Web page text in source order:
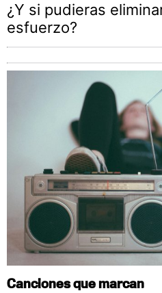
¿Y si pudieras
esfuerzo?
Canciones que marcan